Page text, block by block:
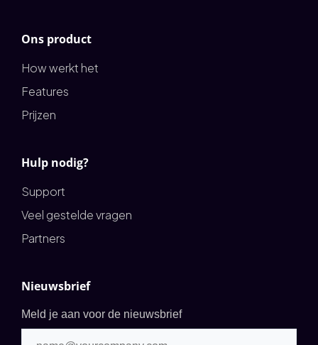
Ons product
How werkt het
Features
Prijzen
Hulp nodig?
Support
Veel gestelde vragen
Partners
Nieuwsbrief
Meld je aan voor de nieuwsbrief